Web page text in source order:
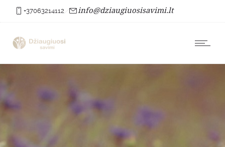
+37063214112 info@dziaugiuosisavimi.lt